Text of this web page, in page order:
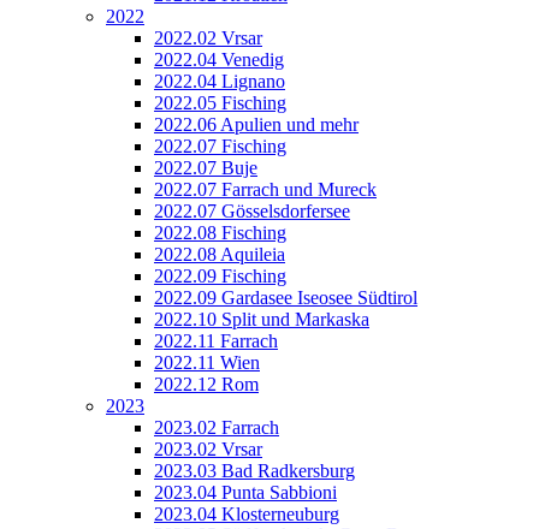
2022
2022.02 Vrsar
2022.04 Venedig
2022.04 Lignano
2022.05 Fisching
2022.06 Apulien und mehr
2022.07 Fisching
2022.07 Buje
2022.07 Farrach und Mureck
2022.07 Gösselsdorfersee
2022.08 Fisching
2022.08 Aquileia
2022.09 Fisching
2022.09 Gardasee Iseosee Südtirol
2022.10 Split und Markaska
2022.11 Farrach
2022.11 Wien
2022.12 Rom
2023
2023.02 Farrach
2023.02 Vrsar
2023.03 Bad Radkersburg
2023.04 Punta Sabbioni
2023.04 Klosterneuburg